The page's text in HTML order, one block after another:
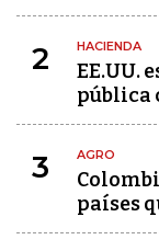
2 HACIENDA
EE.UU.
pública
3 AGRO
países